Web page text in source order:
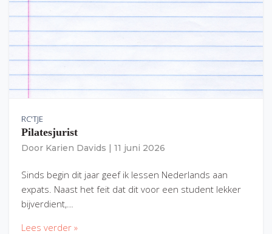
RC'TJE
Pilatesjurist
Door Karien Davids 11 juni 2026
Sinds begin dit jaar geef ik lessen Nederlands aan
expats. Naast het feit dat dit voor een student lekker
bijverdient,…
Lees verder »